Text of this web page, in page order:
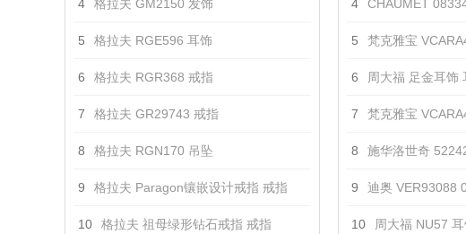
4 格拉夫 GM2150 发饰
5 格拉夫 RGE596 耳饰
6 格拉夫 RGR368 戒指
7 格拉夫 GR29743 戒指
8 格拉夫 RGN170 吊坠
9 格拉夫 Paragon镶嵌设计戒指 戒指
10 格拉夫 祖母绿形钻石戒指 戒指
4 CHAUMET
5 梵克雅宝
6 周大福 足金耳饰
7 梵克雅宝
8 施华洛世奇
9 迪奥 VER93088
10 周大福 NU57 耳